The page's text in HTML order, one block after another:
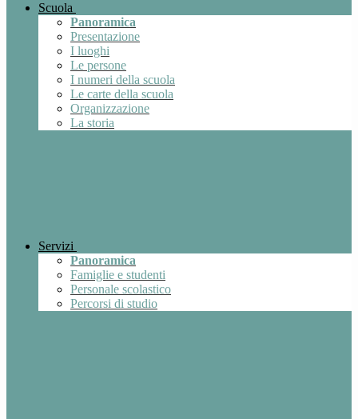
Scuola
Panoramica
Presentazione
I luoghi
Le persone
I numeri della scuola
Le carte della scuola
Organizzazione
La storia
Servizi
Panoramica
Famiglie e studenti
Personale scolastico
Percorsi di studio